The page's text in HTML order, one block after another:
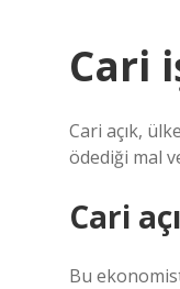
Cari
Cari açık,
ödediği mal
Cari
Bu